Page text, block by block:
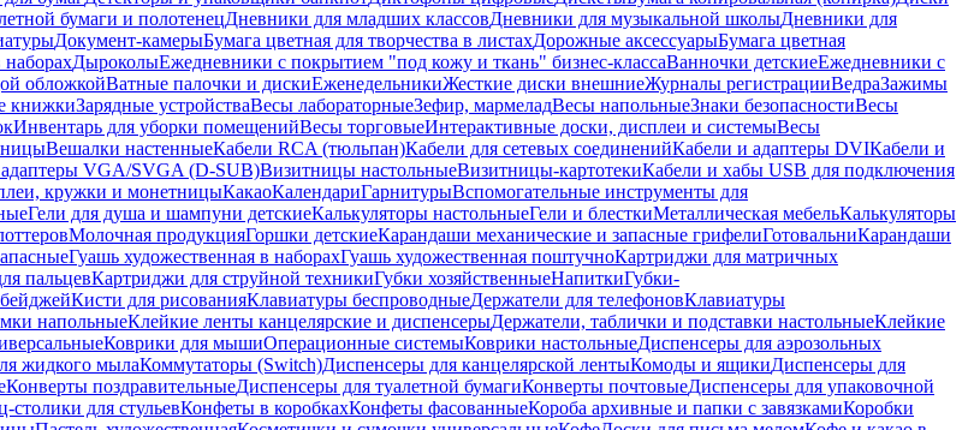
бумаги и полотенецДневники для младших классовДневники для музыкальной школыДневники для
Документ-камерыБумага цветная для творчества в листахДорожные аксессуарыБумага цветная
наборахДыроколыЕжедневники с покрытием "под кожу и ткань" бизнес-классаВанночки детскиеЕжедневники с
обложкойВатные палочки и дискиЕженедельникиЖесткие диски внешниеЖурналы регистрацииВедраЗажимы
книжкиЗарядные устройстваВесы лабораторныеЗефир, мармеладВесы напольныеЗнаки безопасностиВесы
Инвентарь для уборки помещенийВесы торговыеИнтерактивные доски, дисплеи и системыВесы
Вешалки настенныеКабели RCA (тюльпан)Кабели для сетевых соединенийКабели и адаптеры DVIКабели и
VGA/SVGA (D-SUB)Визитницы настольныеВизитницы-картотекиКабели и хабы USB для подключения
кружки и монетницыКакаоКалендариГарнитурыВспомогательные инструменты для
Гели для душа и шампуни детскиеКалькуляторы настольныеГели и блесткиМеталлическая мебельКалькуляторы
Молочная продукцияГоршки детскиеКарандаши механические и запасные грифелиГотовальниКарандаши
Гуашь художественная в наборахГуашь художественная поштучноКартриджи для матричных
пальцевКартриджи для струйной техникиГубки хозяйственныеНапиткиГубки-
Кисти для рисованияКлавиатуры беспроводныеДержатели для телефоновКлавиатуры
напольныеКлейкие ленты канцелярские и диспенсерыДержатели, таблички и подставки настольныеКлейкие
Коврики для мышиОперационные системыКоврики настольныеДиспенсеры для аэрозольных
жидкого мылаКоммутаторы (Switch)Диспенсеры для канцелярской лентыКомоды и ящикиДиспенсеры для
Конверты поздравительныеДиспенсеры для туалетной бумагиКонверты почтовыеДиспенсеры для упаковочной
столики для стульевКонфеты в коробкахКонфеты фасованныеКороба архивные и папки с завязкамиКоробки